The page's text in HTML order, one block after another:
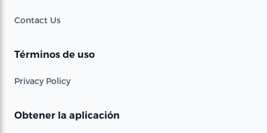
Contact Us
Términos de uso
Privacy Policy
Obtener la aplicación